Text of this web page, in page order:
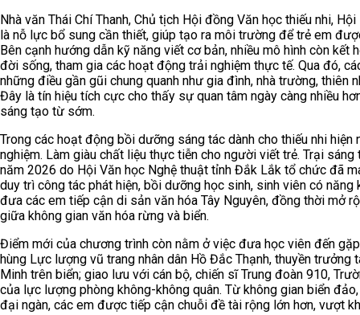
Nhà văn Thái Chí Thanh, Chủ tịch Hội đồng Văn học thiếu nhi,
là nỗ lực bổ sung cần thiết, giúp tạo ra môi trường để trẻ em
Bên cạnh hướng dẫn kỹ năng viết cơ bản, nhiều mô hình còn
đời sống, tham gia các hoạt động trải nghiệm thực tế. Qua đó,
những điều gần gũi chung quanh như gia đình, nhà trường, thiên
Đây là tín hiệu tích cực cho thấy sự quan tâm ngày càng nhiều
sáng tạo từ sớm.
Trong các hoạt động bồi dưỡng sáng tác dành cho thiếu nhi
nghiệm. Làm giàu chất liệu thực tiễn cho người viết trẻ. Trại
năm 2026 do Hội Văn học Nghệ thuật tỉnh Đắk Lắk tổ chức đã
duy trì công tác phát hiện, bồi dưỡng học sinh, sinh viên có
đưa các em tiếp cận di sản văn hóa Tây Nguyên, đồng thời mở
giữa không gian văn hóa rừng và biển.
Điểm mới của chương trình còn nằm ở việc đưa học viên đến
hùng Lực lượng vũ trang nhân dân Hồ Đắc Thạnh, thuyền
Minh trên biển; giao lưu với cán bộ, chiến sĩ Trung đoàn 910,
của lực lượng phòng không-không quân. Từ không gian biển
đại ngàn, các em được tiếp cận chuỗi đề tài rộng lớn hơn, vượt